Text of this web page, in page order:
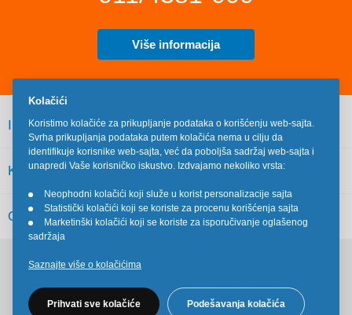
Više informacija
INFORMACIJE
KORISNIČKI SERVIS
OSTALO
Kolačići
Koristimo kolačiće za prikupljanje podataka o korišćenju web-sajta.
Svrha prikupljanja podataka putem kolačića nema u cilju da
identifikuje korisnike web-sajta, već da poboljša sadržaj web-sajta i
unapredi Vaše korisničko iskustvo. Izdvajamo nekoliko vrsta:
•
Neophodni kolačići koji služe u korist personalizacije sajta
•
Statistički kolačići koji se koriste za procenu korišćenja sajta
•
Marketinški kolačići koji se koriste za isporučivanje oglašenog
sadržaja
Saznajte više o kolačićima
Prihvati sve kolačiće Podešavanja kolačića